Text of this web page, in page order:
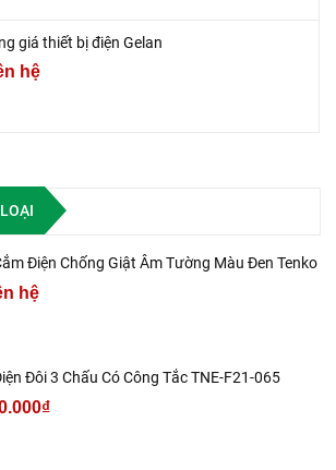
giá thiết bị điện Gelan
hệ
Điện Chống Giật Âm Tường Màu Đen Tenko
hệ
Đôi 3 Chấu Có Công Tắc TNE-F21-065